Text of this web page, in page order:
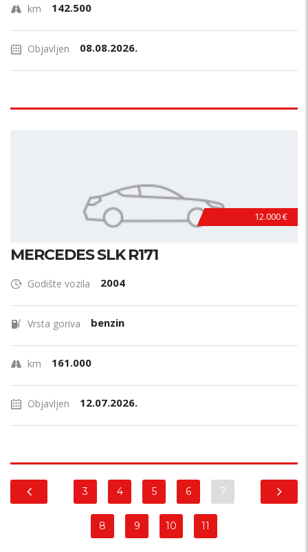
km 142.500
Objavljen 08.08.2026.
12.000 €
MERCEDES SLK R171
Godište vozila 2004
Vrsta goriva benzin
km 161.000
Objavljen 12.07.2026.
3 4 5 6 7
8 9 10 11